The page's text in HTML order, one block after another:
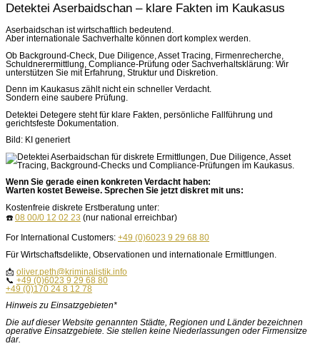
Detektei Aserbaidschan – klare Fakten im Kaukasus
Aserbaidschan ist wirtschaftlich bedeutend.
Aber internationale Sachverhalte können dort komplex werden.
Ob Background-Check, Due Diligence, Asset Tracing, Firmenrecherche,
Schuldnerermittlung, Compliance-Prüfung oder Sachverhaltsklärung: Wir
unterstützen Sie mit Erfahrung, Struktur und Diskretion.
Denn im Kaukasus zählt nicht ein schneller Verdacht.
Sondern eine saubere Prüfung.
Detektei Detegere steht für klare Fakten, persönliche Fallführung und
gerichtsfeste Dokumentation.
Bild: KI generiert
Wenn Sie gerade einen konkreten Verdacht haben:
Warten kostet Beweise. Sprechen Sie jetzt diskret mit uns:
Kostenfreie diskrete Erstberatung unter:
☎️ 08 00/0 12 02 23 (nur national erreichbar)
For International Customers: +49 (0)6023 9 29 68 80
Für Wirtschaftsdelikte, Observationen und internationale Ermittlungen.
📩 oliver.peth@kriminalistik.info
📞 +49 (0)6023 9 29 68 80
+49 (0)170 24 8 12 78
Hinweis zu Einsatzgebieten*
Die auf dieser Website genannten Städte, Regionen und Länder bezeichnen
operative Einsatzgebiete. Sie stellen keine Niederlassungen oder Firmensitze
dar.